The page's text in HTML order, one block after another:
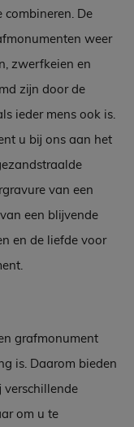
De
weer
zwerfkeien en
zijn door de
ieder mens ook is.
u bij ons aan het
van een
een blijvende
en de liefde voor
grafmonument
is. Daarom bieden
verschillende
om u te